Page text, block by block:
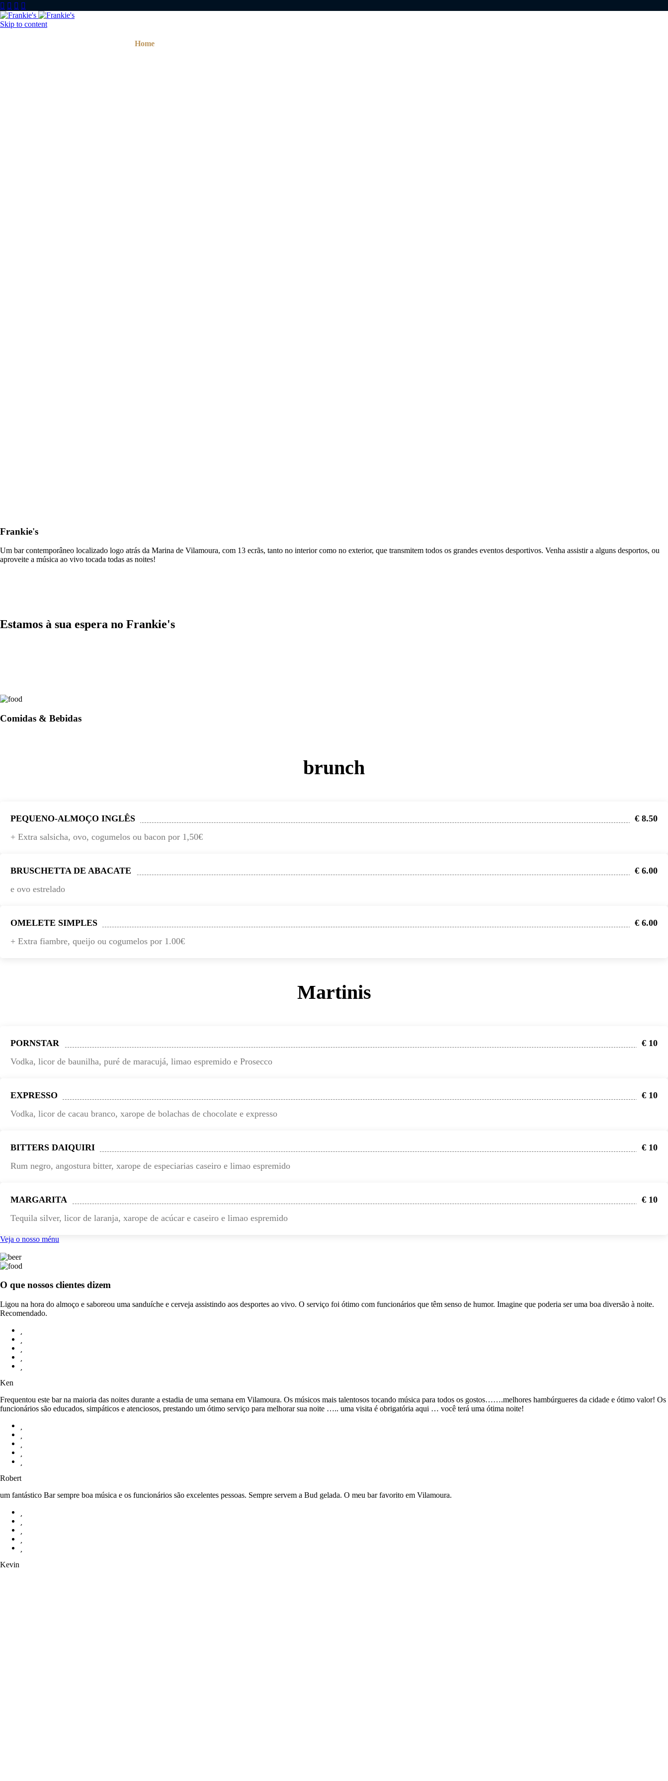
   
Skip to content
Home
Frankie's
Um bar contemporâneo localizado logo atrás da Marina de Vilamoura, com 13 ecrãs, tanto no interior como no exterior, que transmitem todos os grandes eventos desportivos. Venha assistir a alguns desportos, ou
aproveite a música ao vivo tocada todas as noites!
Estamos à sua espera no Frankie's
Comidas & Bebidas
brunch
PEQUENO-ALMOÇO INGLÊS
€ 8.50
+ Extra salsicha, ovo, cogumelos ou bacon por 1,50€
BRUSCHETTA DE ABACATE
€ 6.00
e ovo estrelado
OMELETE SIMPLES
€ 6.00
+ Extra fiambre, queijo ou cogumelos por 1.00€
Martinis
PORNSTAR
€ 10
Vodka, licor de baunilha, puré de maracujá, limao espremido e Prosecco
EXPRESSO
€ 10
Vodka, licor de cacau branco, xarope de bolachas de chocolate e expresso
BITTERS DAIQUIRI
€ 10
Rum negro, angostura bitter, xarope de especiarias caseiro e limao espremido
MARGARITA
€ 10
Tequila silver, licor de laranja, xarope de acúcar e caseiro e limao espremido
Veja o nosso ménu
O que nossos clientes dizem
Ligou na hora do almoço e saboreou uma sanduíche e cerveja assistindo aos desportes ao vivo. O serviço foi ótimo com funcionários que têm senso de humor. Imagine que poderia ser uma boa diversão à noite.
Recomendado.
Ken
Frequentou este bar na maioria das noites durante a estadia de uma semana em Vilamoura. Os músicos mais talentosos tocando música para todos os gostos…….melhores hambúrgueres da cidade e ótimo valor! Os
funcionários são educados, simpáticos e atenciosos, prestando um ótimo serviço para melhorar sua noite ….. uma visita é obrigatória aqui … você terá uma ótima noite!
Robert
um fantástico Bar sempre boa música e os funcionários são excelentes pessoas. Sempre servem a Bud gelada. O meu bar favorito em Vilamoura.
Kevin